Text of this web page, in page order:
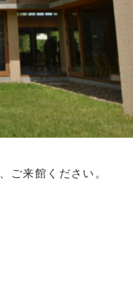
来館ください。